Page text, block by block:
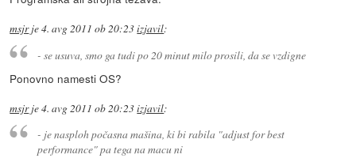
msjrje4. avg 2011 ob 20:23izjavil:
- se usuva, smo ga tudi po 20 minut milo prosili, da se vzdigne
Ponovno namesti OS?
msjrje4. avg 2011 ob 20:23izjavil:
- je nasploh počasna mašina, ki bi rabila "adjust for best
performance" pa tega na macu ni